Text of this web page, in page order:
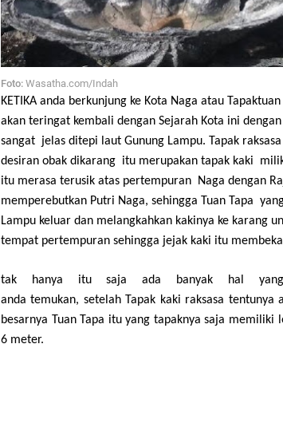
Foto: Wasatha.com/Indah
KETIKA anda berkunjung ke Kota Naga atau
akan teringat kembali dengan Sejarah Kota ini dengan
sangat jelas ditepi laut Gunung Lampu. Tapak
desiran obak dikarang itu merupakan tapak kaki
itu merasa terusik atas pertempuran Naga dengan
memperebutkan Putri Naga, sehingga Tuan Tapa
Lampu keluar dan melangkahkan kakinya ke karang
tempat pertempuran sehingga jejak kaki itu
tak hanya itu saja ada banyak hal yang
anda temukan, setelah Tapak kaki raksasa tentunya
besarnya Tuan Tapa itu yang tapaknya saja memiliki
6 meter.